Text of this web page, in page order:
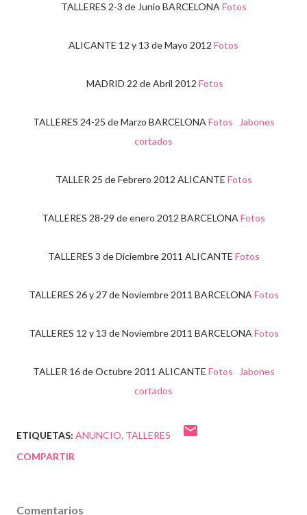
TALLERES 2-3 de Junio BARCELONA Fotos
ALICANTE 12 y 13 de Mayo 2012 Fotos
MADRID 22 de Abril 2012 Fotos
TALLERES 24-25 de Marzo BARCELONA Fotos Jabones
cortados
TALLER 25 de Febrero 2012 ALICANTE Fotos
TALLERES 28-29 de enero 2012 BARCELONA Fotos
TALLERES 3 de Diciembre 2011 ALICANTE Fotos
TALLERES 26 y 27 de Noviembre 2011 BARCELONA Fotos
TALLERES 12 y 13 de Noviembre 2011 BARCELONA Fotos
TALLER 16 de Octubre 2011 ALICANTE Fotos Jabones
cortados
ETIQUETAS: ANUNCIO TALLERES
COMPARTIR
Comentarios